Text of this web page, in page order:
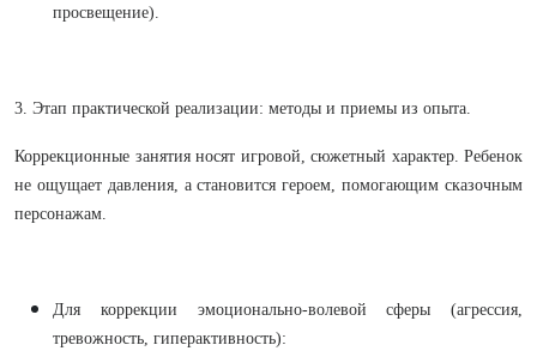
просвещение).
3. Этап практической реализации: методы и приемы из опыта.
Коррекционные занятия носят игровой, сюжетный характер. Ребенок
не ощущает давления, а становится героем, помогающим сказочным
персонажам.
Для коррекции эмоционально-волевой сферы (агрессия,
тревожность, гиперактивность):